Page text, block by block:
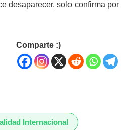
desaparecer, solo confirma por
Comparte :)
Internacional